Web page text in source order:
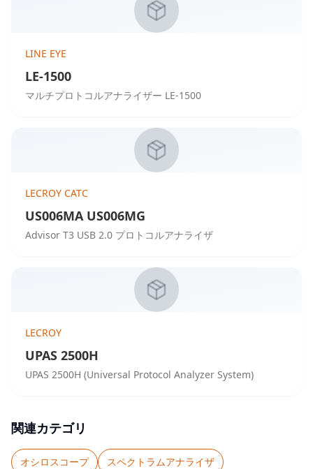
LINE EYE
LE-1500
マルチプロトコルアナライザー LE-1500
LECROY CATC
US006MA US006MG
Advisor T3 USB 2.0 プロトコルアナライザ
LECROY
UPAS 2500H
UPAS 2500H (Universal Protocol Analyzer System)
関連カテゴリ
オシロスコープ
スペクトラムアナライザ